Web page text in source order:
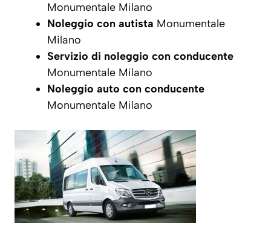
Monumentale Milano
Noleggio con autista Monumentale
Milano
Servizio di noleggio con conducente
Monumentale Milano
Noleggio auto con conducente
Monumentale Milano